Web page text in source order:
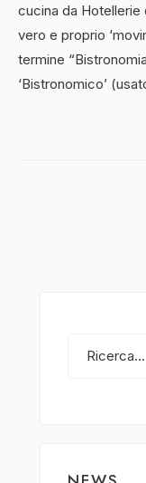
cucina da Hotellerie
vero e proprio
termine
‘Bistronomico’